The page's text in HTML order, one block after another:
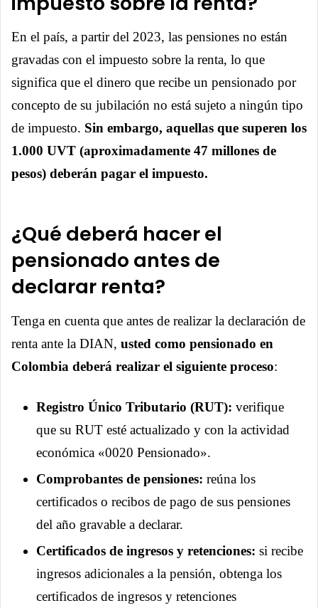
En el país, a partir del 2023, las pensiones no están
gravadas con el impuesto sobre la renta, lo que
significa que el dinero que recibe un pensionado por
concepto de su jubilación no está sujeto a ningún tipo
de impuesto. Sin embargo, aquellas que superen los
1.000 UVT (aproximadamente 47 millones de
pesos) deberán pagar el impuesto.
¿Qué deberá hacer el
pensionado antes de
declarar renta?
Tenga en cuenta que antes de realizar la declaración de
renta ante la DIAN, usted como pensionado en
Colombia deberá realizar el siguiente proceso:
Registro Único Tributario (RUT): verifique
que su RUT esté actualizado y con la actividad
económica «0020 Pensionado».
Comprobantes de pensiones: reúna los
certificados o recibos de pago de sus pensiones
del año gravable a declarar.
Certificados de ingresos y retenciones: si recibe
ingresos adicionales a la pensión, obtenga los
certificados de ingresos y retenciones